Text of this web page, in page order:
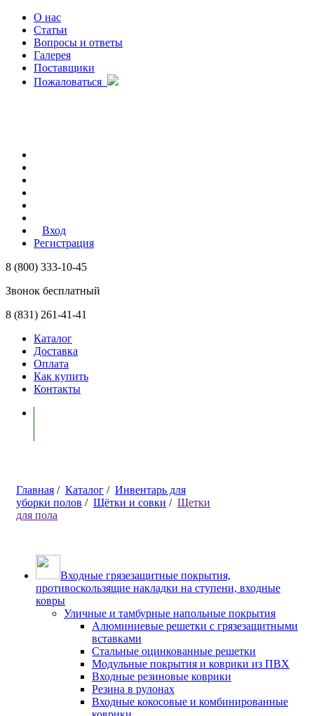
О нас
Статьи
Вопросы и ответы
Галерея
Поставщики
Пожаловаться
Вход
Регистрация
8 (800) 333-10-45
Звонок бесплатный
8 (831) 261-41-41
Каталог
Доставка
Оплата
Как купить
Контакты
Главная / Каталог / Инвентарь для
уборки полов / Щётки и совки / Щетки
для пола
Входные грязезащитные покрытия,
противоскользящие накладки на ступени, входные
ковры
Уличные и тамбурные напольные покрытия
Алюминиевые решетки с грязезащитными
вставками
Стальные оцинкованные решетки
Модульные покрытия и коврики из ПВХ
Входные резиновые коврики
Резина в рулонах
Входные кокосовые и комбинированные